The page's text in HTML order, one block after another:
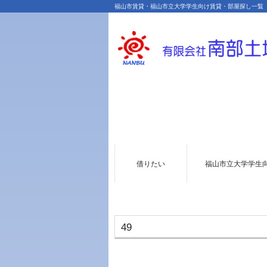
福山市賃貸・福山市立大学学生向け賃貸・部屋探し一
借りたい 福山市立大学学生
49